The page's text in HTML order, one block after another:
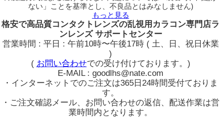
ない」ことを基準とし、不良品とはみなしません)
もっと見る
格安で高品質コンタクトレンズの乱視用カラコン専門店ラ
ンレンズ サポートセンター
営業時間 : 平日 : 午前10時〜午後17時 ( 土、日、祝日休業
)
( お問い合わせでの受け付けております。)
E-MAIL : goodlhs@nate.com
・インターネットでのご注文は365日24時間受付ておりま
す。
・ご注文確認メール、お問い合わせの返信、配送作業は営
業時間内となります。